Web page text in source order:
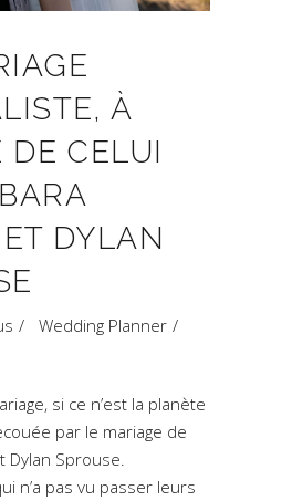
À
DE CELUI
DYLAN
Wedding Planner
si ce n’est la planète
par le mariage de
Dylan Sprouse.
n’a pas vu passer leurs